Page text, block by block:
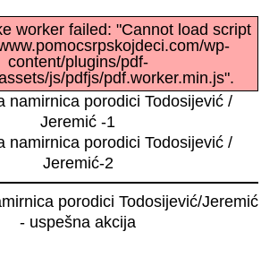
worker failed: "Cannot load script
wp-
content/plugins/pdf-
js/pdfjs/pdf.worker.min.js".